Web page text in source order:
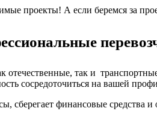
проекты! А если беремся за
отечественные, так и
сосредоточиться на вашей
сберегает финансовые средства и